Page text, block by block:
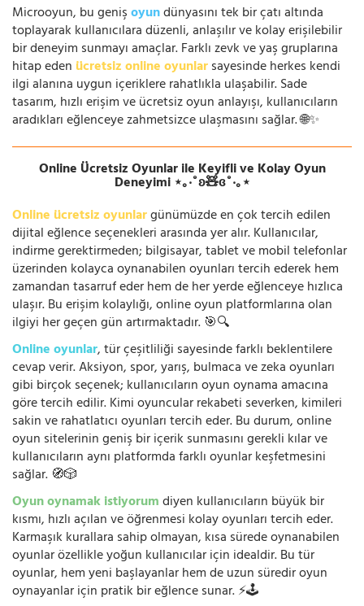
Microoyun, bu genişoyundünyasını tek bir çatı altında
toplayarak kullanıcılara düzenli, anlaşılır ve kolay erişilebilir
bir deneyim sunmayı amaçlar. Farklı zevk ve yaş gruplarına
hitap eden ücretsiz online oyunlarsayesinde herkes kendi
ilgi alanına uygun içeriklere rahatlıkla ulaşabilir. Sade
tasarım, hızlı erişim ve ücretsiz oyun anlayışı, kullanıcıların
aradıkları eğlenceye zahmetsizce ulaşmasını sağlar. 🌐✨
Online Ücretsiz Oyunlar ile Keyifli ve Kolay Oyun
Deneyimi ⋆｡‧˚ʚ🧸ɞ˚‧｡⋆
Online ücretsiz oyunlargünümüzde en çok tercih edilen
dijital eğlence seçenekleri arasında yer alır. Kullanıcılar,
indirme gerektirmeden; bilgisayar, tablet ve mobil telefonlar
üzerinden kolayca oynanabilen oyunları tercih ederek hem
zamandan tasarruf eder hem de her yerde eğlenceye hızlıca
ulaşır. Bu erişim kolaylığı, online oyun platformlarına olan
ilgiyi her geçen gün artırmaktadır. 🎯🔍
Online oyunlar, tür çeşitliliği sayesinde farklı beklentilere
cevap verir. Aksiyon, spor, yarış, bulmaca ve zeka oyunları
gibi birçok seçenek; kullanıcıların oyun oynama amacına
göre tercih edilir. Kimi oyuncular rekabeti severken, kimileri
sakin ve rahatlatıcı oyunları tercih eder. Bu durum, online
oyun sitelerinin geniş bir içerik sunmasını gerekli kılar ve
kullanıcıların aynı platformda farklı oyunlar keşfetmesini
sağlar. 🧭🎲
Oyun oynamak istiyorumdiyen kullanıcıların büyük bir
kısmı, hızlı açılan ve öğrenmesi kolay oyunları tercih eder.
Karmaşık kurallara sahip olmayan, kısa sürede oynanabilen
oyunlar özellikle yoğun kullanıcılar için idealdir. Bu tür
oyunlar, hem yeni başlayanlar hem de uzun süredir oyun
oynayanlar için pratik bir eğlence sunar. ⚡🕹️